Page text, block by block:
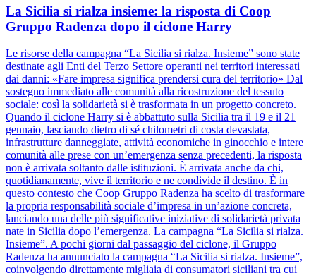
La Sicilia si rialza insieme: la risposta di Coop
Gruppo Radenza dopo il ciclone Harry
Le risorse della campagna “La Sicilia si rialza. Insieme” sono state
destinate agli Enti del Terzo Settore operanti nei territori interessati
dai danni: «Fare impresa significa prendersi cura del territorio» Dal
sostegno immediato alle comunità alla ricostruzione del tessuto
sociale: così la solidarietà si è trasformata in un progetto concreto.
Quando il ciclone Harry si è abbattuto sulla Sicilia tra il 19 e il 21
gennaio, lasciando dietro di sé chilometri di costa devastata,
infrastrutture danneggiate, attività economiche in ginocchio e intere
comunità alle prese con un’emergenza senza precedenti, la risposta
non è arrivata soltanto dalle istituzioni. È arrivata anche da chi,
quotidianamente, vive il territorio e ne condivide il destino. È in
questo contesto che Coop Gruppo Radenza ha scelto di trasformare
la propria responsabilità sociale d’impresa in un’azione concreta,
lanciando una delle più significative iniziative di solidarietà privata
nate in Sicilia dopo l’emergenza. La campagna “La Sicilia si rialza.
Insieme”. A pochi giorni dal passaggio del ciclone, il Gruppo
Radenza ha annunciato la campagna “La Sicilia si rialza. Insieme”,
coinvolgendo direttamente migliaia di consumatori siciliani tra cui